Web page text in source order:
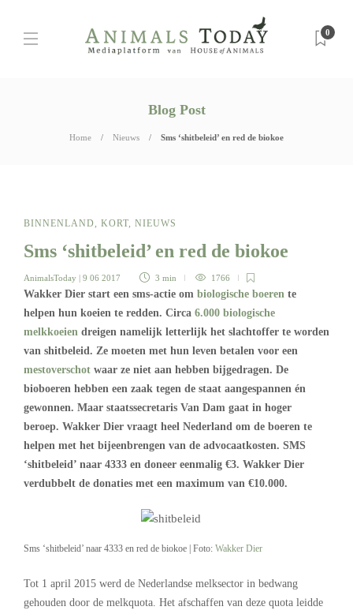
0
Blog Post
Home Nieuws Sms ‘shitbeleid’ en red de biokoe
BINNENLAND, KORT, NIEUWS
Sms ‘shitbeleid’ en red de biokoe
AnimalsToday | 9 06 2017 3 min 1766
Wakker Dier start een sms-actie om biologische boeren te
helpen hun koeien te redden. Circa 6.000 biologische
melkkoeien dreigen namelijk letterlijk het slachtoffer te worden
van shitbeleid. Ze moeten met hun leven betalen voor een
mestoverschot waar ze niet aan hebben bijgedragen. De
bioboeren hebben een zaak tegen de staat aangespannen én
gewonnen. Maar staatssecretaris Van Dam gaat in hoger
beroep. Wakker Dier vraagt heel Nederland om de boeren te
helpen met het bijeenbrengen van de advocaatkosten. SMS
‘shitbeleid’ naar 4333 en doneer eenmalig €3. Wakker Dier
verdubbelt de donaties met een maximum van €10.000.
Sms ‘shitbeleid’ naar 4333 en red de biokoe | Foto: Wakker Dier
Tot 1 april 2015 werd de Nederlandse melksector in bedwang
gehouden door de melkquota. Het afschaffen van deze quota leidde